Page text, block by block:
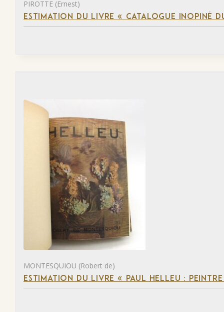
PIROTTE (Ernest)
ESTIMATION DU LIVRE « CATALOGUE INOPINÉ
MONTESQUIOU (Robert de)
ESTIMATION DU LIVRE « PAUL HELLEU :